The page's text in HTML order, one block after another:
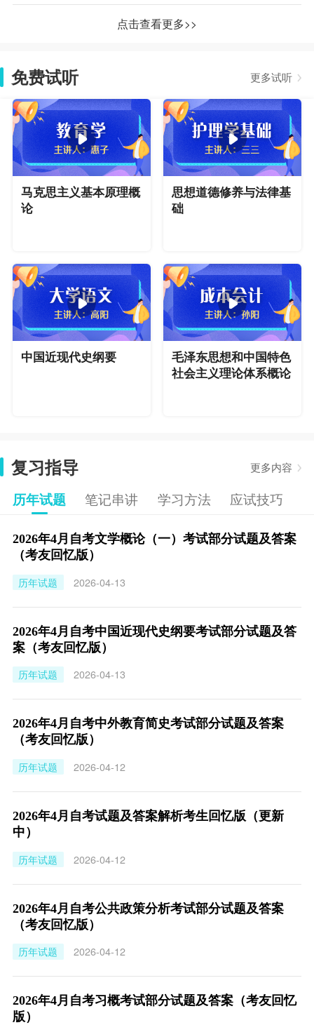
点击查看更多>>
免费试听 更多试听
马克思主义基本原理概
论
思想道德修养与法律基
础
中国近现代史纲要
毛泽东思想和中国特色
社会主义理论体系概论
复习指导 更多内容
历年试题 笔记串讲 学习方法 应试技巧
2026年4月自考文学概论（一）考试部分试题及答案
（考友回忆版）
历年试题
2026-04-13
2026年4月自考中国近现代史纲要考试部分试题及答
案（考友回忆版）
历年试题
2026-04-13
2026年4月自考中外教育简史考试部分试题及答案
（考友回忆版）
历年试题
2026-04-12
2026年4月自考试题及答案解析考生回忆版（更新
中）
历年试题
2026-04-12
2026年4月自考公共政策分析考试部分试题及答案
（考友回忆版）
历年试题
2026-04-12
2026年4月自考习概考试部分试题及答案（考友回忆
版）